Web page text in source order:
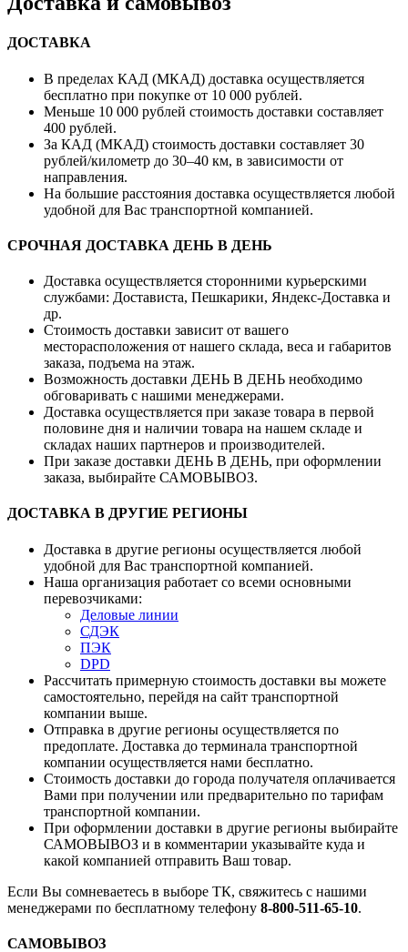
ДОСТАВКА
В пределах КАД (МКАД) доставка осуществляется
бесплатно при покупке от 10 000 рублей.
Меньше 10 000 рублей стоимость доставки составляет
400 рублей.
За КАД (МКАД) стоимость доставки составляет 30
рублей/километр до 30–40 км, в зависимости от
направления.
На большие расстояния доставка осуществляется любой
удобной для Вас транспортной компанией.
СРОЧНАЯ ДОСТАВКА ДЕНЬ В ДЕНЬ
Доставка осуществляется сторонними курьерскими
службами: Достависта, Пешкарики, Яндекс-Доставка и
др.
Стоимость доставки зависит от вашего
месторасположения от нашего склада, веса и габаритов
заказа, подъема на этаж.
Возможность доставки ДЕНЬ В ДЕНЬ необходимо
обговаривать с нашими менеджерами.
Доставка осуществляется при заказе товара в первой
половине дня и наличии товара на нашем складе и
складах наших партнеров и производителей.
При заказе доставки ДЕНЬ В ДЕНЬ, при оформлении
заказа, выбирайте САМОВЫВОЗ.
ДОСТАВКА В ДРУГИЕ РЕГИОНЫ
Доставка в другие регионы осуществляется любой
удобной для Вас транспортной компанией.
Наша организация работает со всеми основными
перевозчиками:
Деловые линии
СДЭК
ПЭК
DPD
Рассчитать примерную стоимость доставки вы можете
самостоятельно, перейдя на сайт транспортной
компании выше.
Отправка в другие регионы осуществляется по
предоплате. Доставка до терминала транспортной
компании осуществляется нами бесплатно.
Стоимость доставки до города получателя оплачивается
Вами при получении или предварительно по тарифам
транспортной компании.
При оформлении доставки в другие регионы выбирайте
САМОВЫВОЗ и в комментарии указывайте куда и
какой компанией отправить Ваш товар.
Если Вы сомневаетесь в выборе ТК, свяжитесь с нашими
менеджерами по бесплатному телефону 8-800-511-65-10.
САМОВЫВОЗ